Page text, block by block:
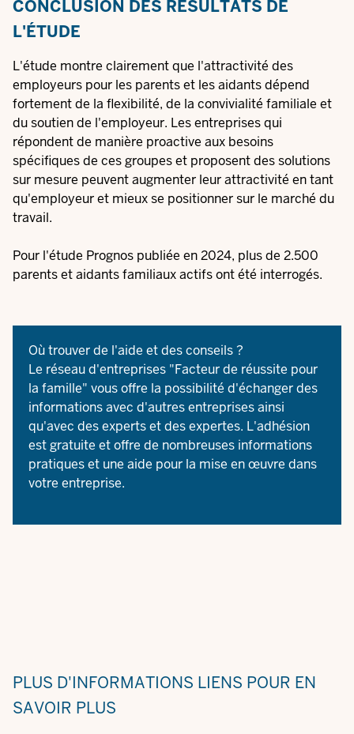
CONCLUSION DES RÉSULTATS DE
L'ÉTUDE
L'étude montre clairement que l'attractivité des
employeurs pour les parents et les aidants dépend
fortement de la flexibilité, de la convivialité familiale et
du soutien de l'employeur. Les entreprises qui
répondent de manière proactive aux besoins
spécifiques de ces groupes et proposent des solutions
sur mesure peuvent augmenter leur attractivité en tant
qu'employeur et mieux se positionner sur le marché du
travail.
Pour l'étude Prognos publiée en 2024, plus de 2.500
parents et aidants familiaux actifs ont été interrogés.
Où trouver de l'aide et des conseils ?
Le réseau d'entreprises "Facteur de réussite pour
la famille" vous offre la possibilité d'échanger des
informations avec d'autres entreprises ainsi
qu'avec des experts et des expertes. L'adhésion
est gratuite et offre de nombreuses informations
pratiques et une aide pour la mise en œuvre dans
votre entreprise.
PLUS D'INFORMATIONS LIENS POUR EN
SAVOIR PLUS